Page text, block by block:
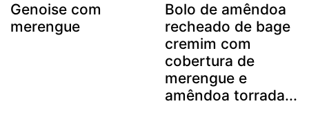
Genoise com
merengue
Bolo de amêndoa
recheado de bage
cremim com
cobertura de
merengue e
amêndoa torrada...